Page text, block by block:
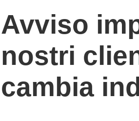
Avviso
nostri
cambia